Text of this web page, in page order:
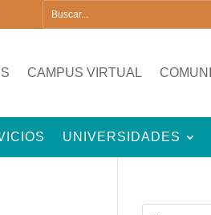
CAMPUS VIRTUAL
UNIVERSIDADES